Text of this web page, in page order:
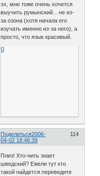
эх, мне тоже очень хочется
выучить румынский... не из-
за озона (хотя начала его
изучать именно из-за него), а
просто, что язык красивый.
0
Поделиться 114
2006-
04-02 18:46:39
Плиз! Хто-нить знает
шведский? Ежели тут кто
такой найдется переведите